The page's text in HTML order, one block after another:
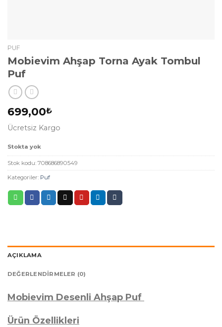
PUF
Mobievim Ahşap Torna Ayak Tombul
Puf
699,00₺
Ücretsiz Kargo
Stokta yok
Stok kodu: 708686890549
Kategoriler: Puf
AÇIKLAMA
DEĞERLENDIRMELER (0)
Mobievim Desenli Ahşap Puf
Ürün Özellikleri